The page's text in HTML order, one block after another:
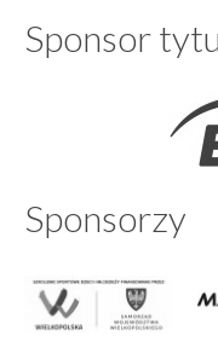
Sponsor
Sponsorzy